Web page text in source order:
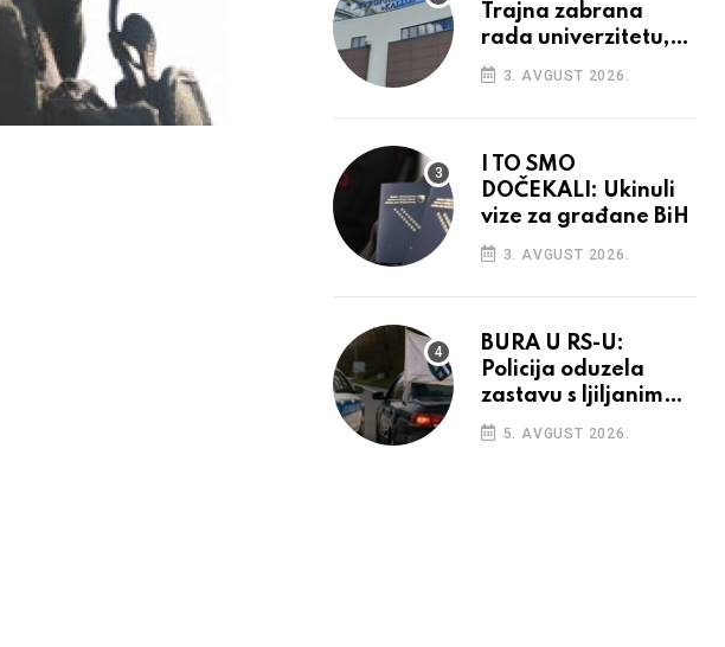
Trajna zabrana
rada univerzitetu,
provedba sudskih
odluka
3. AVGUST 2026.
I TO SMO
DOČEKALI: Ukinuli
vize za građane BiH
3. AVGUST 2026.
BURA U RS-U:
Policija oduzela
zastavu s ljiljanima,
uručila prekršajni
nalog
5. AVGUST 2026.